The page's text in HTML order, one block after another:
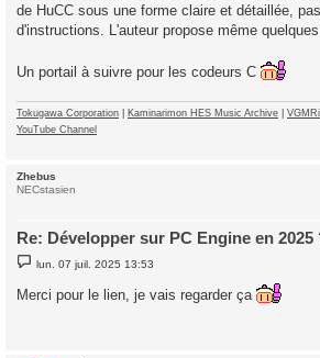
de HuCC sous une forme claire et détaillée,
d'instructions. L'auteur propose même quelques
Un portail à suivre pour les codeurs C
Tokugawa Corporation Kaminarimon HES Music Archive
YouTube Channel
Zhebus
NECstasien
Re: Développer sur PC Engine en 2025
M
e
s
lun. 07 juil. 2025 13:53
Merci pour le lien, je vais regarder ça